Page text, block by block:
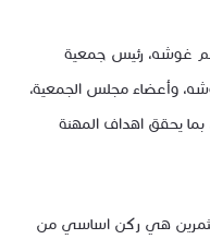
غوشه، رئيس جمعية
وأعضاء مجلس الجمعية،
بما يحقق اهداف المهنة
هي ركن اساسي من